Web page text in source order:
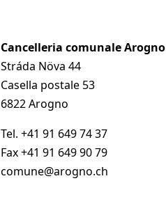
Cancelleria comunale Arogno
Stráda Növa 44
Casella postale 53
6822 Arogno
Tel. +41 91 649 74 37
Fax+41 91 649 90 79
comune@arogno.ch